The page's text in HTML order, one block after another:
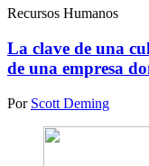
Recursos Humanos
La clave de una
de una empresa
Por Scott Deming